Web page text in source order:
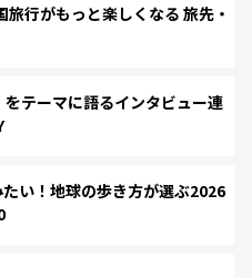
行がもっと楽しくなる 旅先・
テーマに語るインタビュー連
い！地球の歩き方が選ぶ2026